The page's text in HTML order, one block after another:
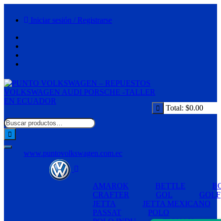
contenido
Iniciar sesión / Registrarse
Total: $0.00
www.puntovolkswagen.com.ec
AMAROK BETTLE
CRAFTER
GOL
GOLF
JETTA
JETTA MEXICANO
PASSAT
POLO